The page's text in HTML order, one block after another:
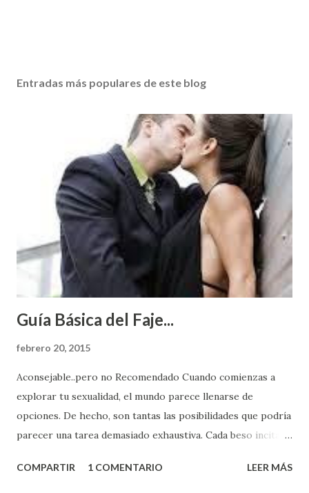
Entradas más populares de este blog
Guía Básica del Faje...
febrero 20, 2015
Aconsejable..pero no Recomendado Cuando comienzas a
explorar tu sexualidad, el mundo parece llenarse de
opciones. De hecho, son tantas las posibilidades que podría
parecer una tarea demasiado exhaustiva. Cada beso incita
partes de ti que jamás hubieras imaginado. El problema es
COMPARTIR 1 COMENTARIO LEER MÁS